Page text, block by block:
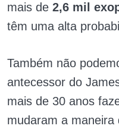
mais de 2,6 mil
têm uma alta
Também não
antecessor do
mais de 30 anos
mudaram a